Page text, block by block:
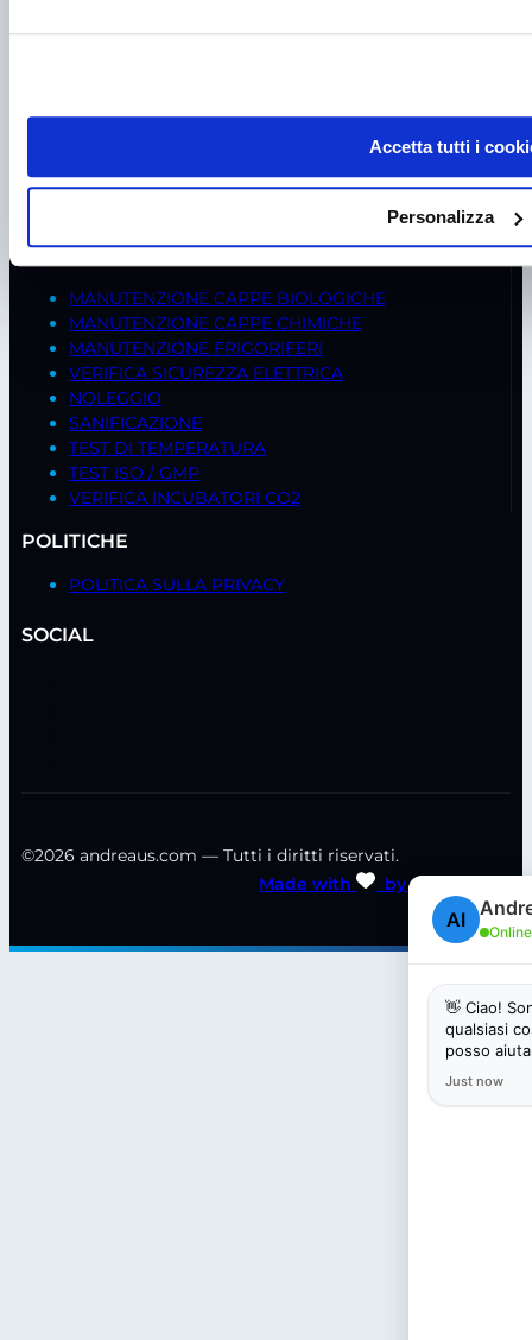
Accetta tutti i
Personalizza
BILANCE
CENTRIFUGHE
CELLE FRIGO
ASSISTENZA
MANUTENZIONE CAPPE BIOLOGICHE
MANUTENZIONE CAPPE CHIMICHE
MANUTENZIONE FRIGORIFERI
VERIFICA SICUREZZA ELETTRICA
NOLEGGIO
SANIFICAZIONE
TEST DI TEMPERATURA
TEST ISO / GMP
VERIFICA INCUBATORI CO2
POLITICHE
POLITICA SULLA PRIVACY
SOCIAL
©2026 andreaus.com — Tutti i diritti riservati.
Made with
bySTRIKETING